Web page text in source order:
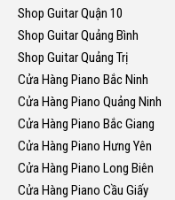
Shop Guitar Quận 10
Shop Guitar Quảng Bình
Shop Guitar Quảng Trị
Cửa Hàng Piano Bắc Ninh
Cửa Hàng Piano Quảng Ninh
Cửa Hàng Piano Bắc Giang
Cửa Hàng Piano Hưng Yên
Cửa Hàng Piano Long Biên
Cửa Hàng Piano Cầu Giấy